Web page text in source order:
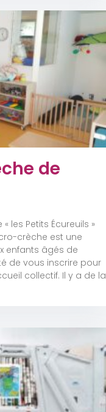
de
les Petits Écureuils »
crèche est une
enfants âgés de
de vous inscrire pour
collectif. Il y a de la